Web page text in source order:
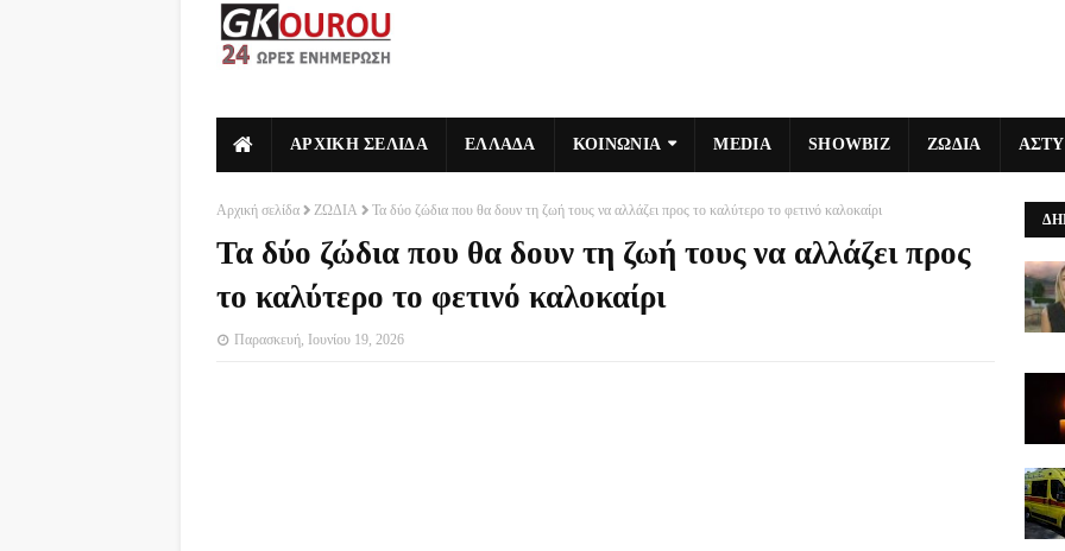
ΑΡΧΙΚΗ ΣΕΛΙΔΑ ΕΛΛΑΔΑ ΚΟΙΝΩΝΙΑ MEDIA SHOWBIZ ΖΩΔΙΑ
Αρχική σελίδα ΖΩΔΙΑ Τα δύο ζώδια που θα δουν τη ζωή τους να αλλάζει προς το καλύτερο το φετινό καλοκαίρι
Τα δύο ζώδια που θα δουν τη ζωή τους να αλλάζει προς
το καλύτερο το φετινό καλοκαίρι
Παρασκευή, Ιουνίου 19, 2026